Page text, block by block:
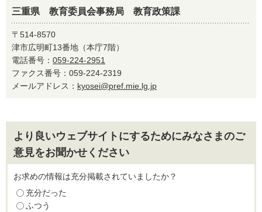
三重県 教育委員会事務局 教育政策課
〒514-8570
津市広明町13番地（本庁7階）
電話番号： 059-224-2951
ファクス番号：059-224-2319
メールアドレス： kyosei@pref.mie.lg.jp
より良いウェブサイトにするためにみなさまのご
意見をお聞かせください
お求めの情報は充分掲載されていましたか？
充分だった
ふつう